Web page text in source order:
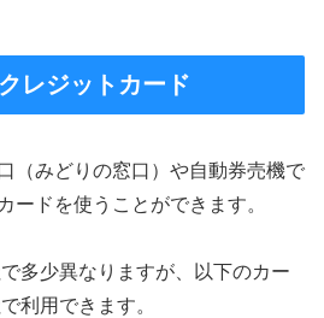
レジットカード
（みどりの窓口）や自動券売機で
ードを使うことができます。
多少異なりますが、以下のカー
利用できます。